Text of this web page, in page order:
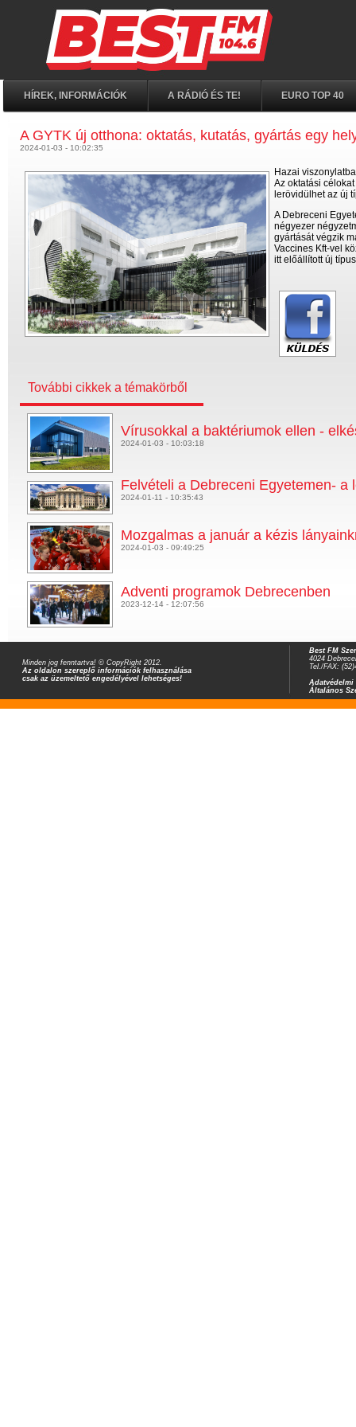
HÍREK, INFORMÁCIÓK A RÁDIÓ ÉS TE! EURO TOP 40
A GYTK új otthona: oktatás, kutatás, gyártás egy
2024-01-03 - 10:02:35
Hazai
Az oktatási
lerövidülhet az új
A Debreceni
négyezer
gyártását végzik
Vaccines Kft-vel
itt előállított új
További cikkek a témakörből
Vírusokkal a baktériumok ellen -
2024-01-03 - 10:03:18
Felvételi a Debreceni Egyetemen-
2024-01-11 - 10:35:43
Mozgalmas a január a kézis
2024-01-03 - 09:49:25
Adventi programok Debrecenben
2023-12-14 - 12:07:56
Minden jog fenntartva! © CopyRight 2012.
Az oldalon szereplő információk felhasználása
csak az üzemeltető engedélyével lehetséges!
Best FM
4024
Tel./FAX:
Adatvédelmi
Általános